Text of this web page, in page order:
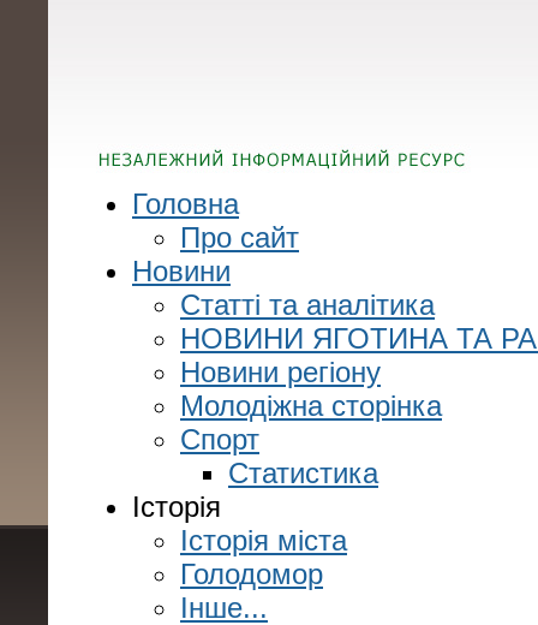
Головна
Про сайт
Новини
Статті та аналітика
НОВИНИ ЯГОТИНА ТА
Новини регіону
Молодіжна сторінка
Спорт
Статистика
Історія
Історія міста
Голодомор
Інше...